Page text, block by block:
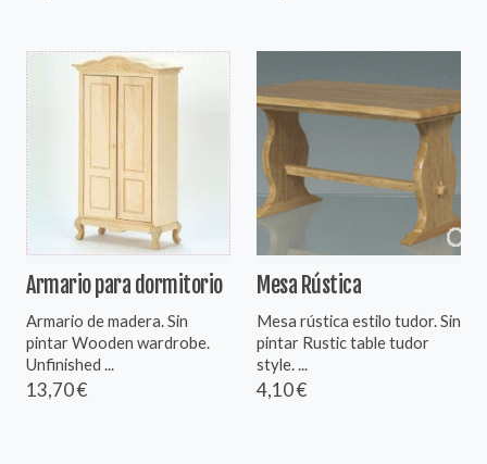
Armario para dormitorio
Armario de madera. Sin
pintar Wooden wardrobe.
Unfinished ...
13,70 €
Mesa Rústica
Mesa rústica estilo tudor. Sin
pintar Rustic table tudor
style. ...
4,10 €